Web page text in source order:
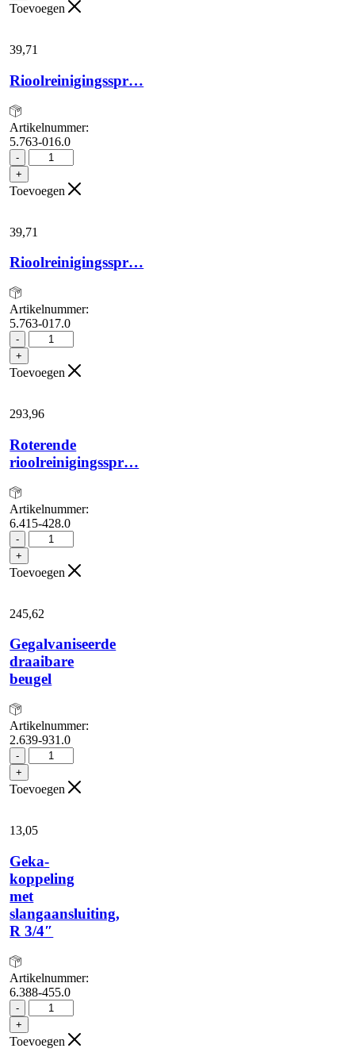
Toevoegen
39,71
Rioolreinigingsspr…
Artikelnummer:
5.763-016.0
-
Rioolreinigingsspr...
aantal
+
Toevoegen
39,71
Rioolreinigingsspr…
Artikelnummer:
5.763-017.0
-
Rioolreinigingsspr...
aantal
+
Toevoegen
293,96
Roterende
rioolreinigingsspr…
Artikelnummer:
6.415-428.0
-
Roterende
rioolreinigingsspr...
aantal
+
Toevoegen
245,62
Gegalvaniseerde
draaibare
beugel
Artikelnummer:
2.639-931.0
-
Gegalvaniseerde
draaibare
beugel
aantal
+
Toevoegen
13,05
Geka-
koppeling
met
slangaansluiting,
R 3/4″
Artikelnummer:
6.388-455.0
-
Geka-
koppeling
met
slangaansluiting,
+
Toevoegen